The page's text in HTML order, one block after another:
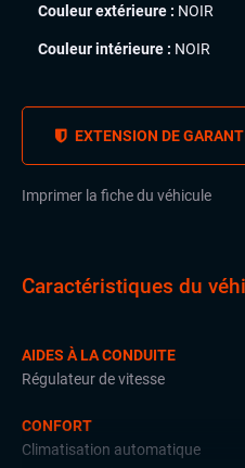
Couleur extérieure : NOIR
Couleur intérieure : NOIR
EXTENSION DE
Imprimer la fiche du véhicule
Caractéristiques du
AIDES À LA CONDUITE
Régulateur de vitesse
CONFORT
Climatisation automatique